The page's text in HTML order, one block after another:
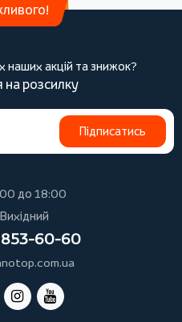
наших акцій та знижок?
на розсилку
Підписатись
до 18:00
60-60